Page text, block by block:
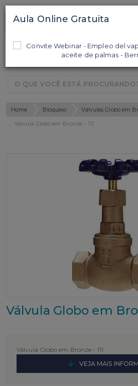
Ligamos para
Home Bloqueio
Válvulas Globo em
Válvula Globo em Bronze - 111
Válvula Globo em
Válvula Globo em Bronze - 111
VEJA MAIS
Aula Online Gratuita